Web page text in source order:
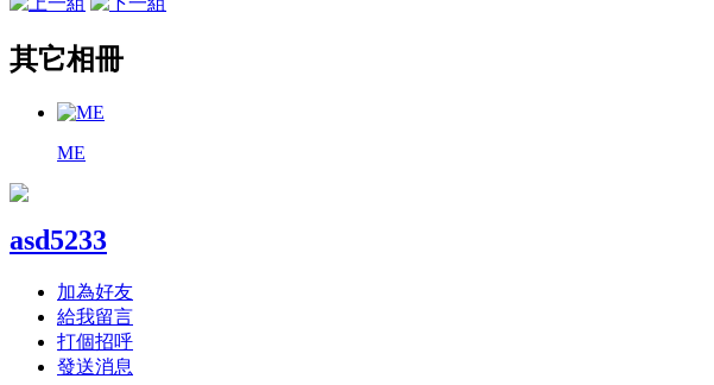
其它相冊
ME
asd5233
加為好友
給我留言
打個招呼
發送消息